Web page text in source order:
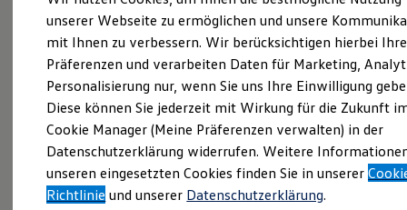
springen
springen
Elektroautos
ENERGY Sondermodelle
Nutzfahrzeuge
SUV und CUV
Familienautos
Kombis
Kompaktwagen
Sportwagen
Schnell verfügbare Fahrzeuge
Angebote und Produkte
Aktuelle Angebote
E-Auto-Förderung
Volkswagen Marktplatz
unserer Webseite zu ermöglichen und unsere
mit Ihnen zu verbessern. Wir berücksichtigen hierbei Ihre
Präferenzen und verarbeiten Daten für Marketing,
Personalisierung nur, wenn Sie uns Ihre Einwilligung
Diese können Sie jederzeit mit Wirkung für die Zukunft
Cookie Manager (Meine Präferenzen verwalten) in der
Datenschutzerklärung widerrufen. Weitere
unseren eingesetzten Cookies finden Sie in unserer
Richtlinie und unserer Datenschutzerklärung.